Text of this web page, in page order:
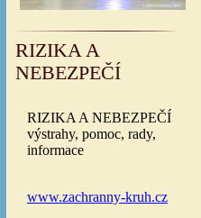
RIZIKA A
NEBEZPEČÍ